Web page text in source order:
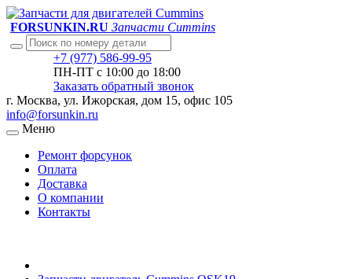
FORSUNKIN.RU Запчасти Cummins
+7 (977) 586-99-95
ПН-ПТ с 10:00 до 18:00
Заказать обратный звонок
г. Москва, ул. Ижорская, дом 15, офис 105
info@forsunkin.ru
Меню
Ремонт форсунок
Оплата
Доставка
О компании
Контакты